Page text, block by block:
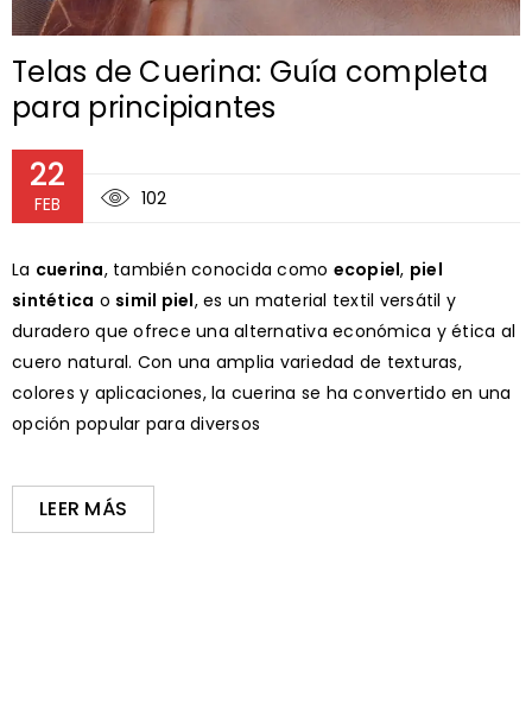
Telas de Cuerina: Guía completa
para principiantes
22
FEB 102
La cuerina, también conocida como ecopiel, piel
sintética o simil piel, es un material textil versátil y
duradero que ofrece una alternativa económica y ética al
cuero natural. Con una amplia variedad de texturas,
colores y aplicaciones, la cuerina se ha convertido en una
opción popular para diversos
LEER MÁS